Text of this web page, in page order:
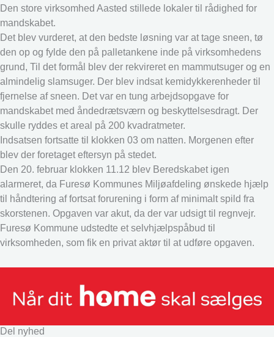
Den store virksomhed Aasted stillede lokaler til rådighed for
mandskabet.
Det blev vurderet, at den bedste løsning var at tage sneen, tø
den op og fylde den på palletankene inde på virksomhedens
grund, Til det formål blev der rekvireret en mammutsuger og en
almindelig slamsuger. Der blev indsat kemidykkerenheder til
fjernelse af sneen. Det var en tung arbejdsopgave for
mandskabet med åndedrætsværn og beskyttelsesdragt. Der
skulle ryddes et areal på 200 kvadratmeter.
Indsatsen fortsatte til klokken 03 om natten. Morgenen efter
blev der foretaget eftersyn på stedet.
Den 20. februar klokken 11.12 blev Beredskabet igen
alarmeret, da Furesø Kommunes Miljøafdeling ønskede hjælp
til håndtering af fortsat forurening i form af minimalt spild fra
skorstenen. Opgaven var akut, da der var udsigt til regnvejr.
Furesø Kommune udstedte et selvhjælpspåbud til
virksomheden, som fik en privat aktør til at udføre opgaven.
Del nyhed